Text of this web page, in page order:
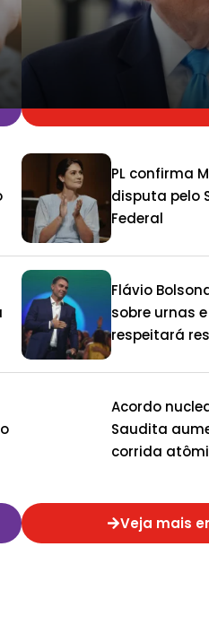
PL confirma
disputa pelo
Federal
Flávio
sobre urnas
respeitará
Acordo
Saudita
corrida
Veja mais